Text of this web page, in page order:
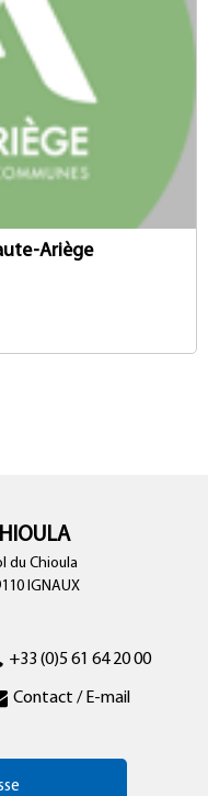
Ariège
du Chioula
IGNAUX
+33 (0)5 61 64 20 00
Contact / E-mail